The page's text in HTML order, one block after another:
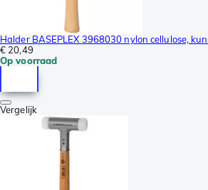
Halder BASEPLEX 3968030 nylon cellulose,
€ 20,49
Op voorraad
Vergelijk